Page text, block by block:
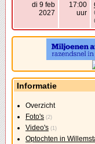
di 9 feb
2027
17:00
uur
Informatie
Overzicht
Foto's (2)
Video's (1)
Optochten in